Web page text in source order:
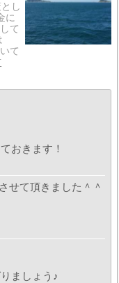
し
に
て
て
おきます！
せて頂きました＾＾
ましょう♪